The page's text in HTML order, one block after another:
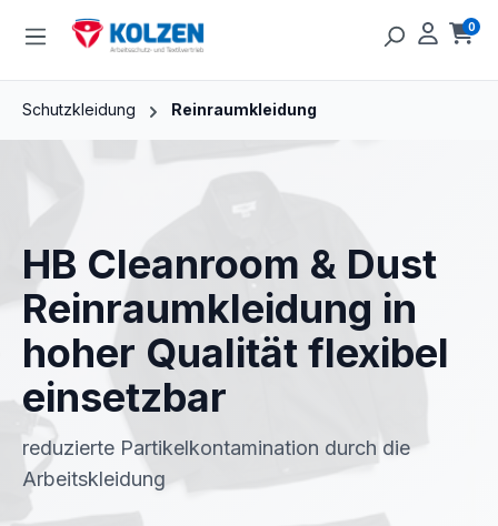
Zum Hauptinhalt springen 0
Schutzkleidung Reinraumkleidung
HB Cleanroom & Dust
Reinraumkleidung in
hoher Qualität flexibel
einsetzbar
reduzierte Partikelkontamination durch die
Arbeitskleidung